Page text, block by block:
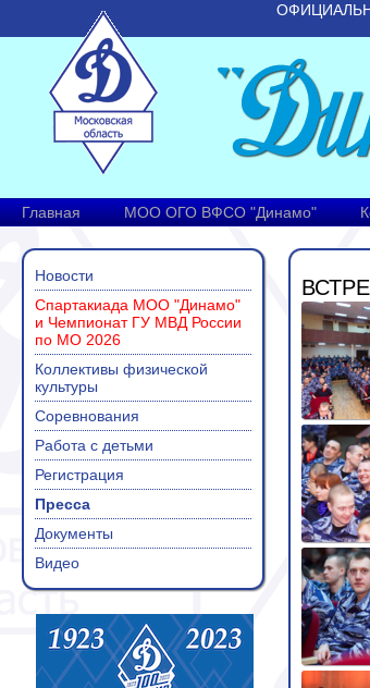
Главная МОО ОГО ВФСО "Динамо"
Новости
Спартакиада МОО "Динамо"
и Чемпионат ГУ МВД России
по МО 2026
Коллективы физической
культуры
Соревнования
Работа с детьми
Регистрация
Пресса
Документы
Видео